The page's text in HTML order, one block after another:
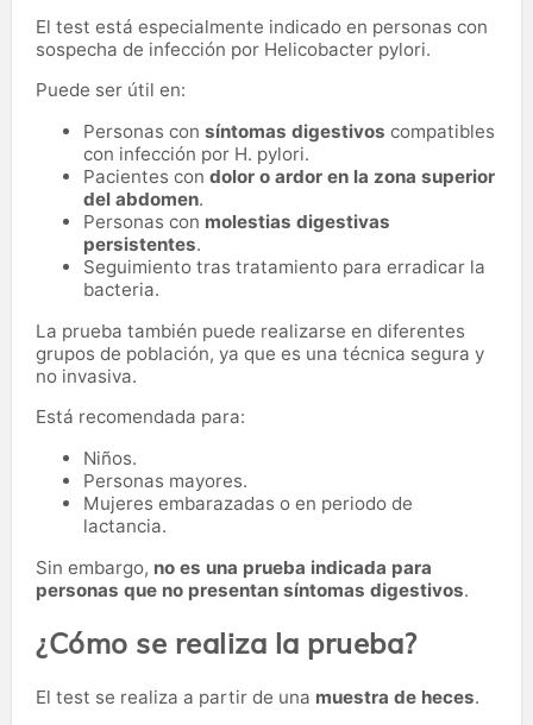
El test está especialmente indicado en personas con
sospecha de infección por Helicobacter pylori.
Puede ser útil en:
Personas con síntomas digestivos compatibles
con infección por H. pylori.
Pacientes con dolor o ardor en la zona superior
del abdomen.
Personas con molestias digestivas
persistentes.
Seguimiento tras tratamiento para erradicar la
bacteria.
La prueba también puede realizarse en diferentes
grupos de población, ya que es una técnica segura y
no invasiva.
Está recomendada para:
Niños.
Personas mayores.
Mujeres embarazadas o en periodo de
lactancia.
Sin embargo, no es una prueba indicada para
personas que no presentan síntomas digestivos.
¿Cómo se realiza la prueba?
El test se realiza a partir de una muestra de heces.